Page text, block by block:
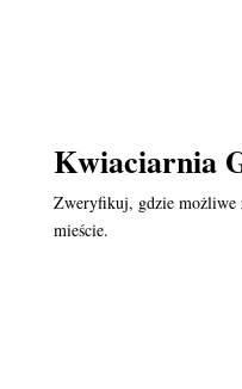
Kwiaciarnia
Zweryfikuj, gdzie możliwe
mieście.